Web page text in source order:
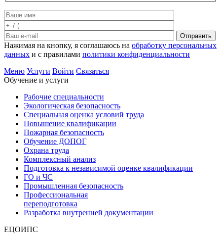
Отправить
Нажимая на кнопку, я соглашаюсь на обработку персональных
данных и с правилами политики конфиденциальности
Меню Услуги Войти Связаться
Обучение и услуги
Рабочие специальности
Экологическая безопасность
Специальная оценка условий труда
Повышение квалификации
Пожарная безопасность
Обучение ДОПОГ
Охрана труда
Комплексный анализ
Подготовка к независимой оценке квалификации
ГО и ЧС
Промышленная безопасность
Профессиональная
переподготовка
Разработка внутренней документации
ЕЦОИПС